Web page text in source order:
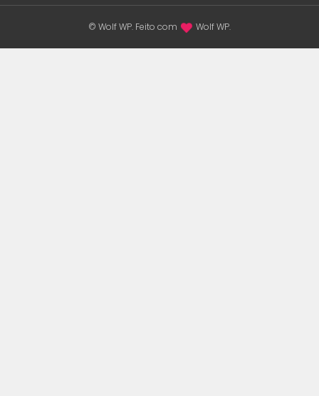
© Wolf WP. Feito com Wolf WP.